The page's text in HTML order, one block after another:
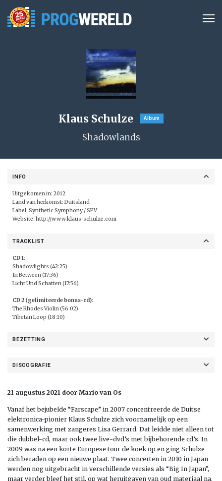
Klaus Schulze Album
Shadowlands
INFO
Uitgekomen in: 2012
Land van herkomst: Duitsland
Label: Synthetic Symphony /SPV
Website: http://www.klaus-schulze.com
TRACKLIST
CD 1:
Shadowlights (42:25)
In Between (17:36)
Licht Und Schatten (17:56)
CD 2 (gelimiteerde bonus-cd):
The Rhodes Violin (56:02)
Tibetan Loop (18:10)
BEZETTING
DISCOGRAFIE
21 augustus 2021 door Mario van Os
Vanaf het bejubelde “Farscape” in 2007 concentreerde de Duitse
elektronica-pionier Klaus Schulze zich voornamelijk op een
samenwerking met zangeres Lisa Gerrard. Dat leidde niet alleen tot
die dubbel-cd, maar ook twee live-dvd’s met bijbehorende cd’s. In
2009 was na een korte Europese tour de koek op en ging Schulze
zich beraden op een nieuwe plaat. Twee concerten in 2010 in Japan
werden nog uitgebracht in verschillende versies als “Big In Japan”,
maar verder bleef het stil, op wat heruitgaven van oud materiaal na.